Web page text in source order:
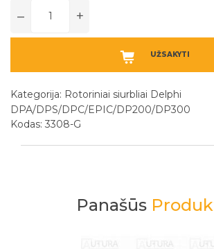
– +
UŽSAKYTI
Kategorija: Rotoriniai siurbliai Delphi
DPA/DPS/DPC/EPIC/DP200/DP300
Kodas: 3308-G
Panašūs